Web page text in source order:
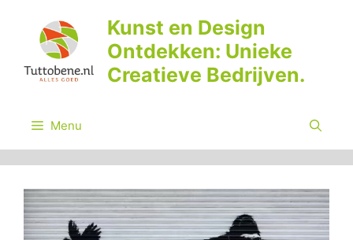
inhoud
Kunst en Design
Ontdekken: Unieke
Creatieve Bedrijven.
Menu